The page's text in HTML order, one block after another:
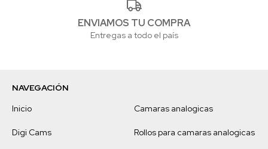
ENVIAMOS TU COMPRA
Entregas a todo el país
NAVEGACIÓN
Inicio
Camaras analogicas
Digi Cams Rollos para camaras analogicas